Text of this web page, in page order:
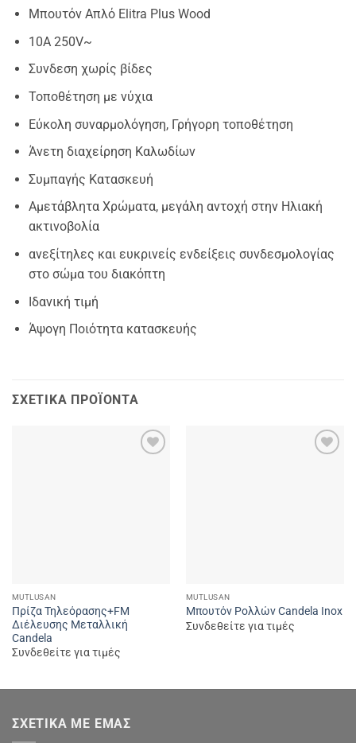
Μπουτόν Απλό Elitra Plus Wood
10Α 250V~
Συνδεση χωρίς βίδες
Τοποθέτηση με νύχια
Εύκολη συναρμολόγηση, Γρήγορη τοποθέτηση
Άνετη διαχείρηση Καλωδίων
Συμπαγής Κατασκευή
Αμετάβλητα Χρώματα, μεγάλη αντοχή στην Ηλιακή
ακτινοβολία
ανεξίτηλες και ευκρινείς ενδείξεις συνδεσμολογίας
στο σώμα του διακόπτη
Ιδανική τιμή
Άψογη Ποιότητα κατασκευής
ΣΧΕΤΙΚΆ ΠΡΟΪΌΝΤΑ
MUTLUSAN
Πρίζα Τηλεόρασης+FM
Διέλευσης Μεταλλική
Candela
Συνδεθείτε για τιμές
MUTLUSAN
Μπουτόν Ρολλών Candela Inox
Συνδεθείτε για τιμές
ΣΧΕΤΙΚΆ ΜΕ ΕΜΆΣ